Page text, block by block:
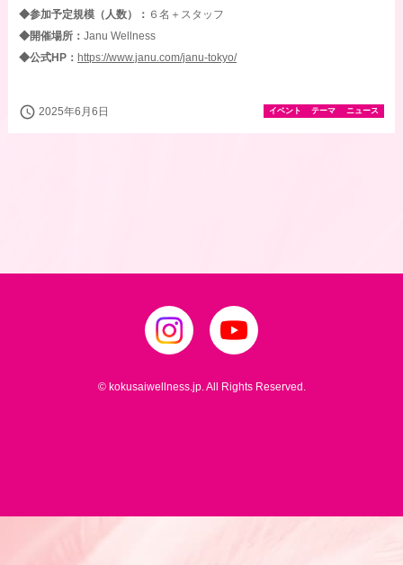
◆参加予定規模（人数）： ６名＋スタッフ
◆開催場所： Janu Wellness
◆公式HP： https://www.janu.com/janu-tokyo/
schedule 2025年6月6日 イベント テーマ ニュース
© kokusaiwellness.jp. All Rights Reserved.